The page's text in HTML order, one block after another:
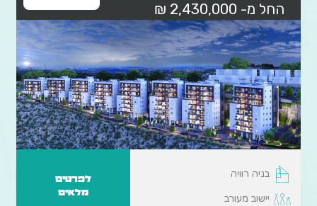
החל מ- 2,430,000 ₪
בניה רוויה
יישוב מעורב
לפרטים
מלאים